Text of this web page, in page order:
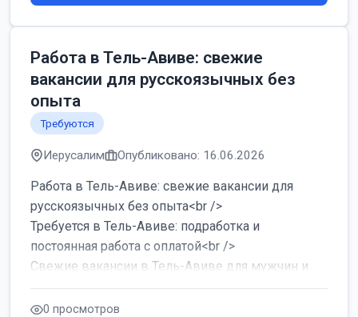
Работа в Тель-Авиве: свежие
вакансии для русскоязычных без
опыта
Требуются
Иерусалим Опубликовано: 16.06.2026
Работа в Тель-Авиве: свежие вакансии для
русскоязычных без опыта<br />
Требуется в Тель-Авиве: подработка и
постоянная работа с оплатой<br />
Свежие вакансии в Тель-Авиве для мужчин и
женщин от хозя...
0 просмотров